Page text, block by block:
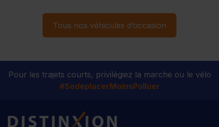
Tous nos véhicules d’occasion
Pour les trajets courts, privilégiez la marche ou le vélo
#SedéplacerMoinsPolluer
Distinxion